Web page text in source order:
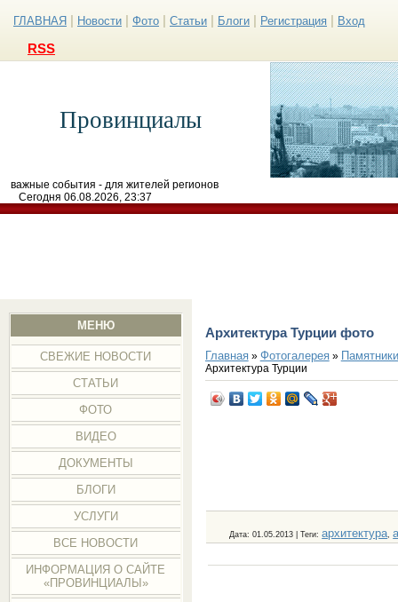
ГЛАВНАЯ Новости Фото Статьи Блоги Регистрация Вход
RSS
Провинциалы
важные события - для жителей регионов
Сегодня 06.08.2026, 23:37
МЕНЮ
СВЕЖИЕ НОВОСТИ
СТАТЬИ
ФОТО
ВИДЕО
ДОКУМЕНТЫ
БЛОГИ
УСЛУГИ
ВСЕ НОВОСТИ
ИНФОРМАЦИЯ О САЙТЕ
«ПРОВИНЦИАЛЫ»
Архитектура Турции фото
Главная» Фотогалерея»
Архитектура Турции
Дата: 01.05.2013 |Теги:архитектура ,